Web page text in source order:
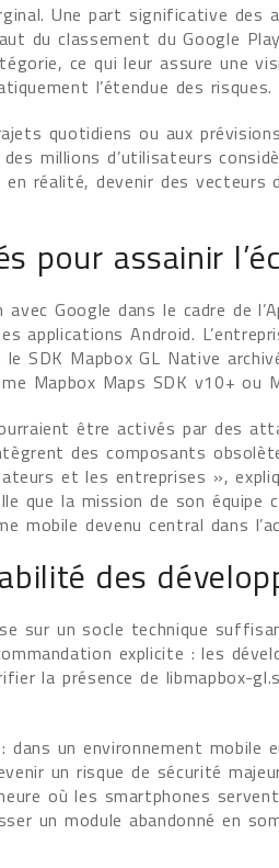
Une part significative des
du classement du Google
ce qui leur assure une
l’étendue des risques.
quotidiens ou aux
millions d’utilisateurs
réalité, devenir des vecteurs
pour assainir
Google dans le cadre de
applications Android.
SDK Mapbox GL Native
Mapbox Maps SDK v10+ ou
être activés par des
des composants
et les entreprises »,
que la mission de son équipe
mobile devenu central dans
des
sur un socle technique
explicite : les
la présence de libmapbox-
un environnement mobile
un risque de sécurité
où les smartphones
un module abandonné en